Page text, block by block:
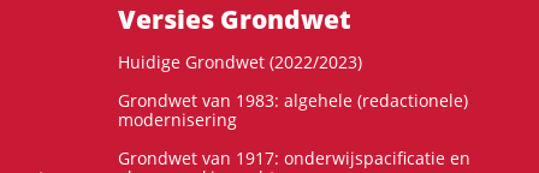
Versies Grondwet
Huidige Grondwet (2022/2023)
Grondwet van 1983: algehele (redactionele)
modernisering
Grondwet van 1917: onderwijspacificatie en